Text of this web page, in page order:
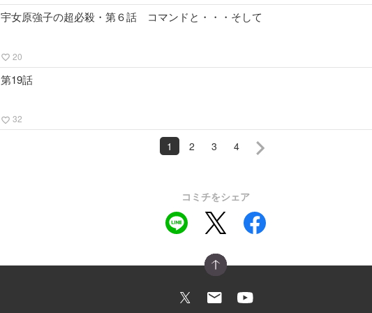
宇女原強子の超必殺・第６話 コマンドと・・・そして
favorite_border 20
第19話
favorite_border 32
1 2 3 4
コミチをシェア